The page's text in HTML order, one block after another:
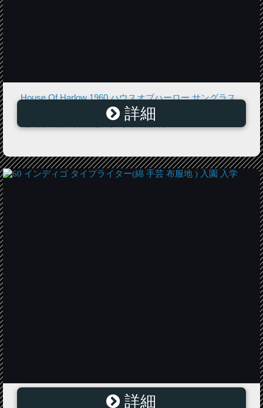
House Of Harlow 1960 ハウスオブハーロー サングラス
JORDANA ジョルダーナカラー：パープルバイオレット
【国内正規販売認定店】【送料無料】
詳細
60 インディゴ タイプライター(綿 手芸 布服地 ) 入園 入
詳細